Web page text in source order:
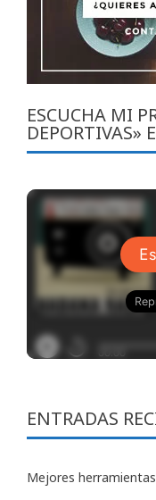
ESCUCHA MI
DEPORTIVAS»
ENTRADAS
Mejores